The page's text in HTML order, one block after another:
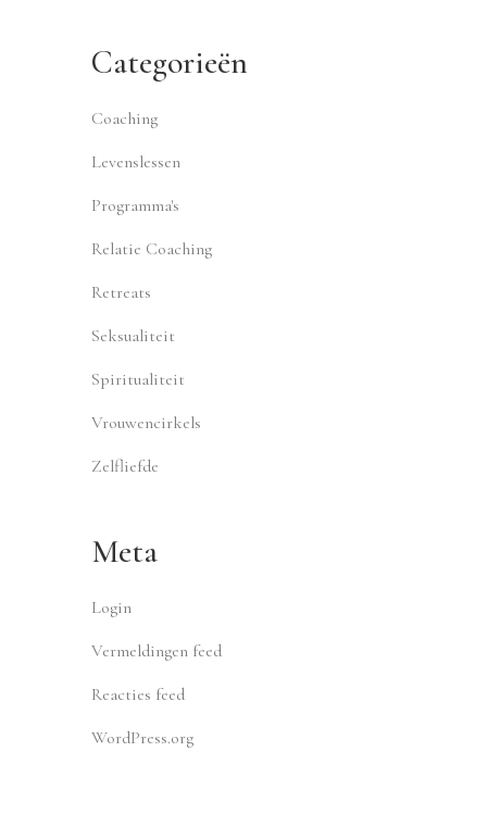
Categorieën
Coaching
Levenslessen
Programma's
Relatie Coaching
Retreats
Seksualiteit
Spiritualiteit
Vrouwencirkels
Zelfliefde
Meta
Login
Vermeldingen feed
Reacties feed
WordPress.org